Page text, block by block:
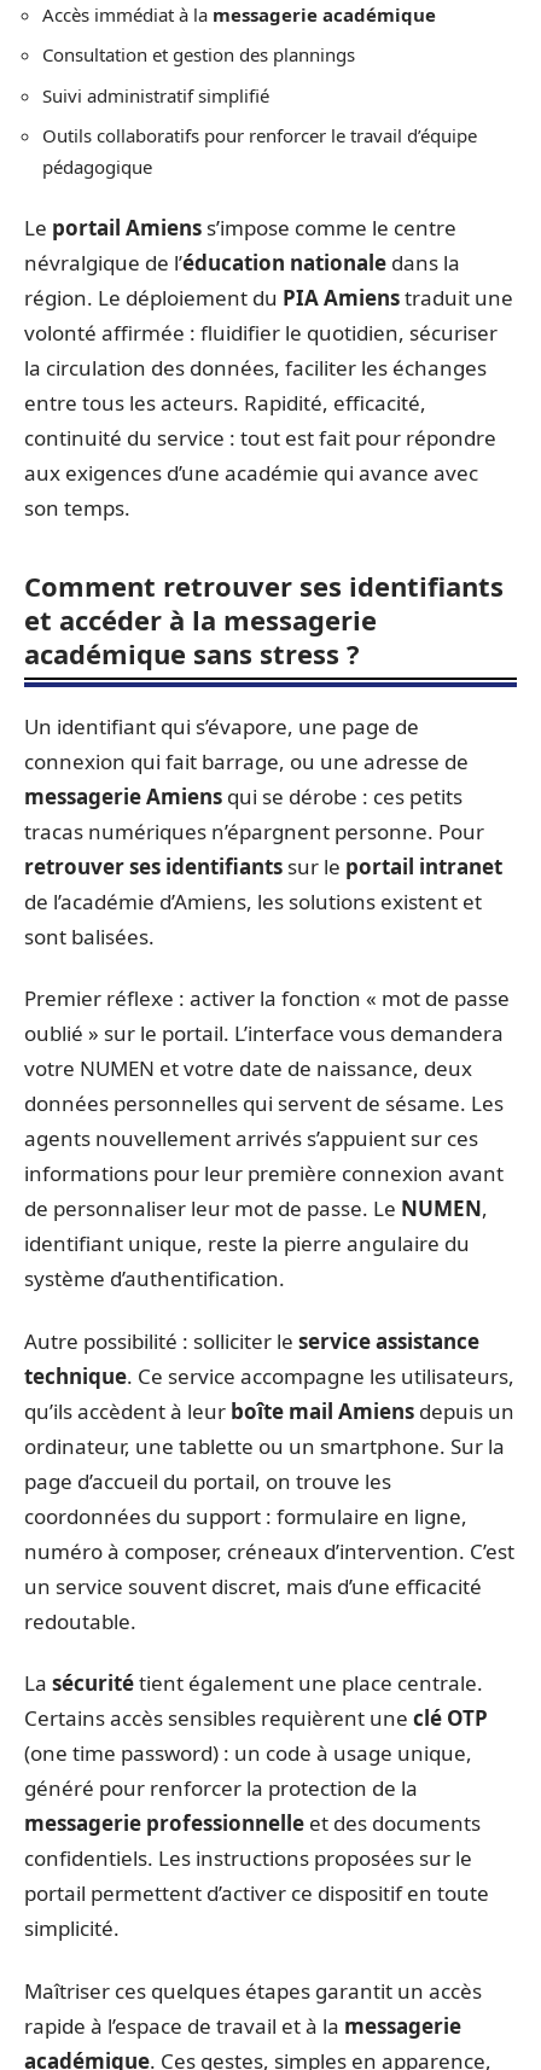
Accès immédiat à la messagerie académique
Consultation et gestion des plannings
Suivi administratif simplifié
Outils collaboratifs pour renforcer le travail d’équipe
pédagogique
Le portail Amiens s’impose comme le centre
névralgique de l’éducation nationale dans la
région. Le déploiement du PIA Amienstraduit une
volonté affirmée : fluidifier le quotidien, sécuriser
la circulation des données, faciliter les échanges
entre tous les acteurs. Rapidité, efficacité,
continuité du service : tout est fait pour répondre
aux exigences d’une académie qui avance avec
son temps.
Comment retrouver ses identifiants
et accéder à la messagerie
académique sans stress ?
Un identifiant qui s’évapore, une page de
connexion qui fait barrage, ou une adresse de
messagerie Amiens qui se dérobe : ces petits
tracas numériques n’épargnent personne. Pour
retrouver ses identifiants sur le portail intranet
de l’académie d’Amiens, les solutions existent et
sont balisées.
Premier réflexe : activer la fonction « mot de passe
oublié » sur le portail. L’interface vous demandera
votre NUMEN et votre date de naissance, deux
données personnelles qui servent de sésame. Les
agents nouvellement arrivés s’appuient sur ces
informations pour leur première connexion avant
de personnaliser leur mot de passe. Le NUMEN,
identifiant unique, reste la pierre angulaire du
système d’authentification.
Autre possibilité : solliciter le service assistance
technique. Ce service accompagne les utilisateurs,
qu’ils accèdent à leur boîte mail Amiens depuis un
ordinateur, une tablette ou un smartphone. Sur la
page d’accueil du portail, on trouve les
coordonnées du support : formulaire en ligne,
numéro à composer, créneaux d’intervention. C’est
un service souvent discret, mais d’une efficacité
redoutable.
La sécuritétient également une place centrale.
Certains accès sensibles requièrent une clé OTP
(one time password) : un code à usage unique,
généré pour renforcer la protection de la
messagerie professionnelle et des documents
confidentiels. Les instructions proposées sur le
portail permettent d’activer ce dispositif en toute
simplicité.
Maîtriser ces quelques étapes garantit un accès
rapide à l’espace de travail et à la messagerie
académique. Ces gestes, simples en apparence,